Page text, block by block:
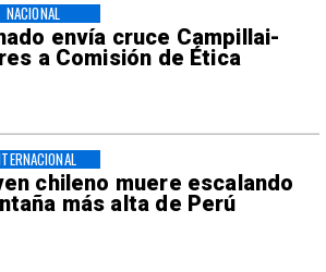
envía cruce Campillai-
a Comisión de Ética
NACIONAL
chileno muere escalando
más alta de Perú